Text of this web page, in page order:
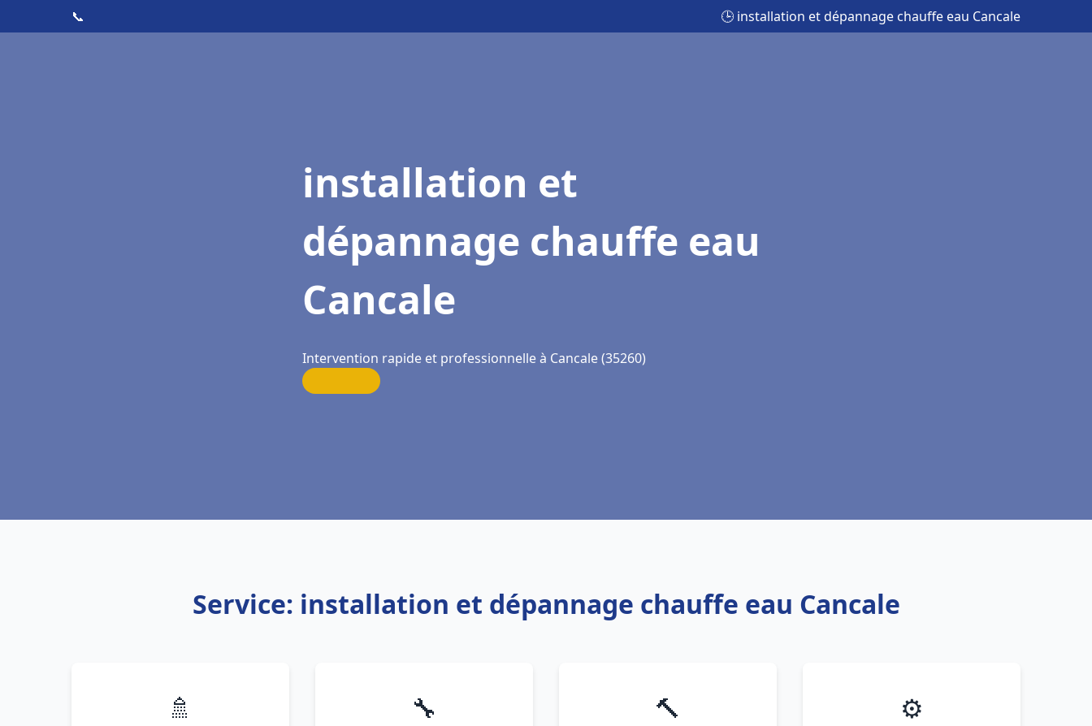
📞 🕒 installation et dépannage chauffe eau Cancale
installation et
dépannage chauffe eau
Cancale
Intervention rapide et professionnelle à Cancale (35260)
Service: installation et dépannage chauffe eau Cancale
🚿 🔧 🔨 ⚙️